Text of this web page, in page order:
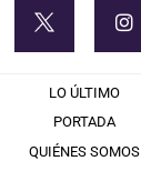
LO ÚLTIMO
PORTADA
QUIÉNES SOMOS